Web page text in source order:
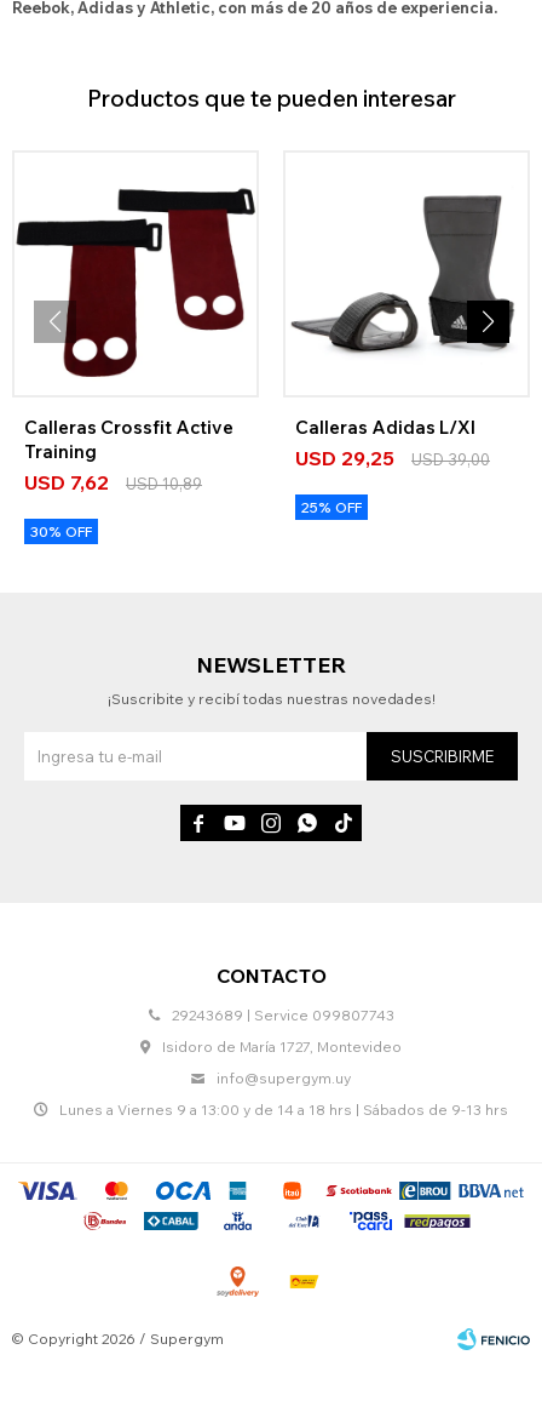
Reebok, Adidas y Athletic, con más de 20 años de experiencia.
Productos que te pueden interesar
Calleras Crossfit Active
Training
USD 7,62 USD10,89
30% OFF
Calleras Adidas L/Xl
USD 29,25 USD39,00
25% OFF
CONTACTO
29243689 | Service 099807743
Isidoro de María 1727, Montevideo
info@supergym.uy
Lunes a Viernes 9 a 13:00 y de 14 a 18 hrs | Sábados de 9-13 hrs
NEWSLETTER
¡Suscribite y recibí todas nuestras novedades!
SUSCRIBIRME
    
© Copyright 2026 / Supergym